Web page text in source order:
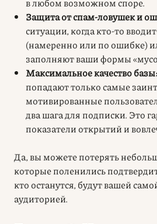
Защита от спам-ловушек и
ситуации, когда кто-то
(намеренно или по ошибке)
заполняют ваши формы
Максимальное качество базы:
попадают только самые
мотивированные
два шага для подписки. Это
показатели открытий и
Да, вы можете потерять
которые поленились
кто останутся, будут вашей
аудиторией.